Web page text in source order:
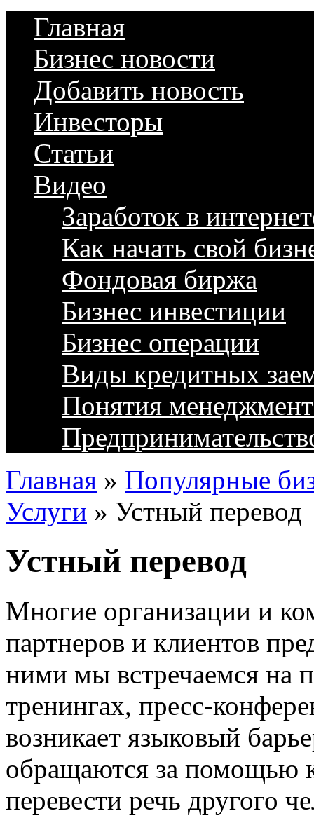
Главная
Бизнес новости
Добавить новость
Инвесторы
Статьи
Видео
Заработок в
Как начать свой
Фондовая биржа
Бизнес инвестиции
Бизнес операции
Виды кредитных
Понятия
Главная » Популярные
Услуги » Устный перевод
Устный перевод
Многие организации и
партнеров и клиентов
ними мы встречаемся на
тренингах, пресс-
возникает языковый
обращаются за помощью
перевести речь другого